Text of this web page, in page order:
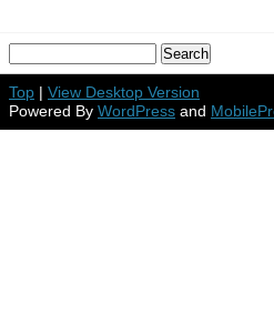
Top | View Desktop Version
Powered By WordPress and